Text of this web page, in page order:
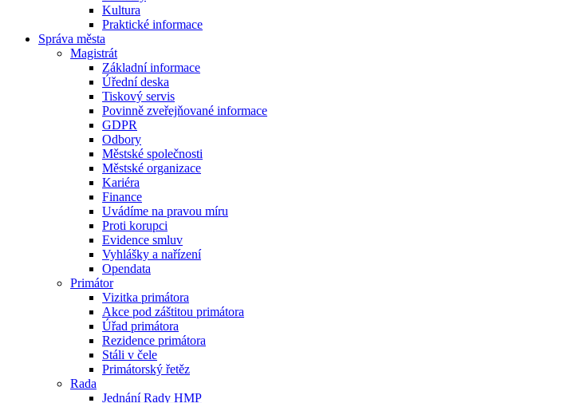
Kultura
Praktické informace
Správa města
Magistrát
Základní informace
Úřední deska
Tiskový servis
Povinně zveřejňované informace
GDPR
Odbory
Městské společnosti
Městské organizace
Kariéra
Finance
Uvádíme na pravou míru
Proti korupci
Evidence smluv
Vyhlášky a nařízení
Opendata
Primátor
Vizitka primátora
Akce pod záštitou primátora
Úřad primátora
Rezidence primátora
Stáli v čele
Primátorský řetěz
Rada
Jednání Rady HMP